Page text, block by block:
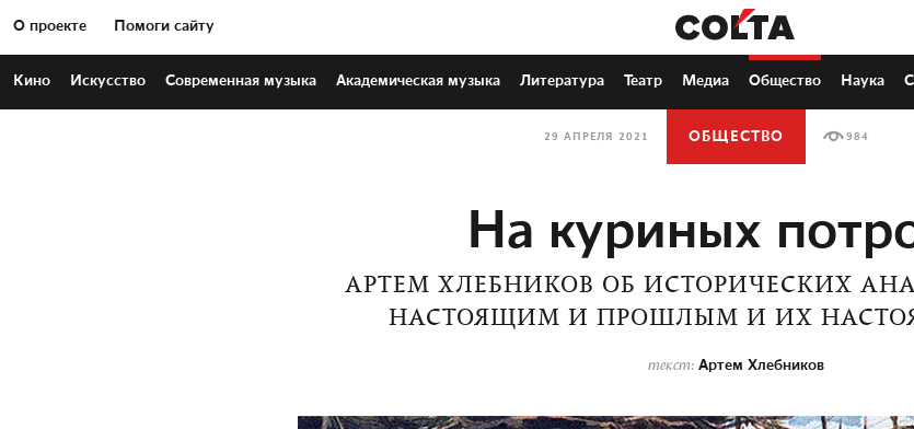
О проекте Помоги сайту
Кино Искусство Современная музыка Академическая музыка Литература Театр Медиа Общество Наука
29 АПРЕЛЯ 2021 ОБЩЕСТВО 984
На куриных
АРТЕМ ХЛЕБНИКОВ ОБ ИСТОРИЧЕСКИХ
НАСТОЯЩИМ И ПРОШЛЫМ И ИХ
текст: Артем Хлебников